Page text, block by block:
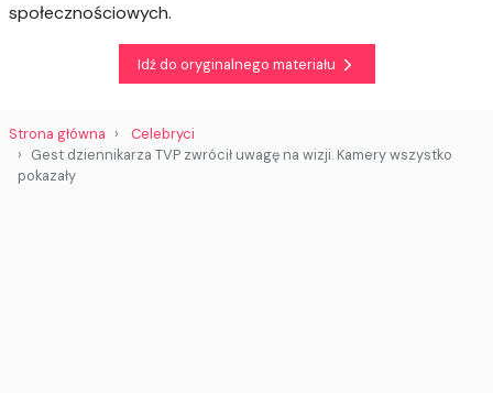
społecznościowych.
Idź do oryginalnego materiału
Strona główna
Celebryci
Gest dziennikarza TVP zwrócił uwagę na wizji. Kamery wszystko
pokazały